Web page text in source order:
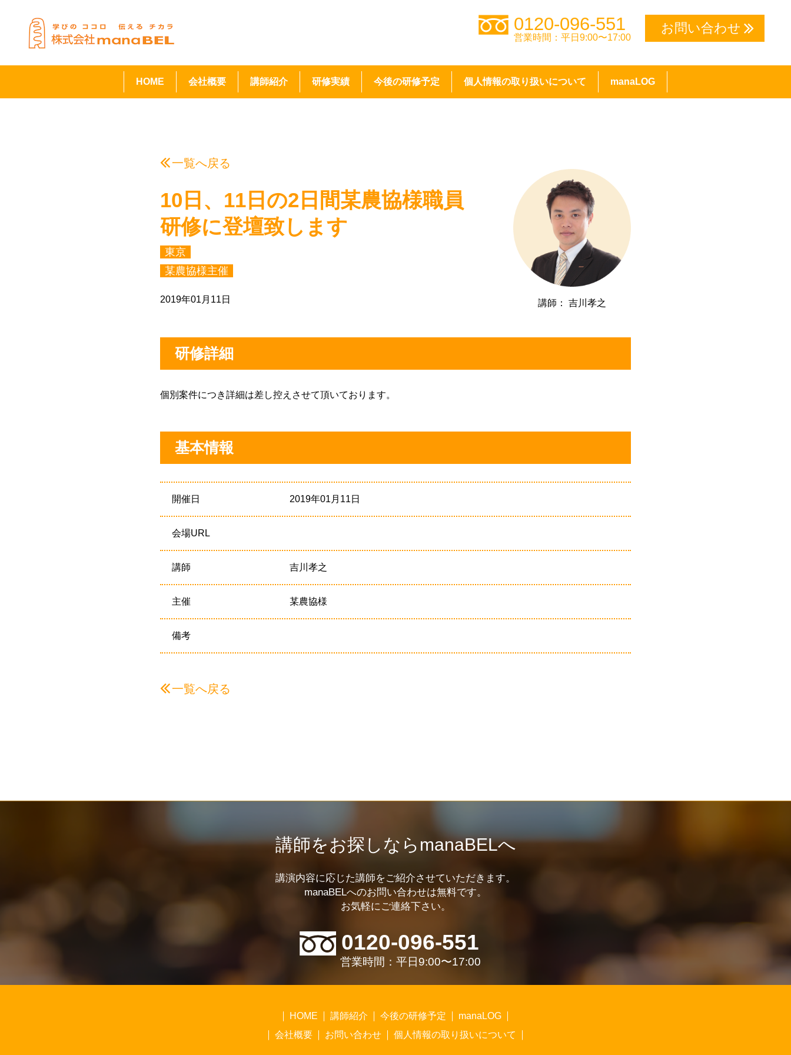
0120-096-551
営業時間：平日9:00〜17:00
お問い合わせ
HOME 会社概要 講師紹介 研修実績 今後の研修予定 個人情報の取り扱いについて manaLOG
一覧へ戻る
10日、11日の2日間某農協様職員
研修に登壇致します
東京
某農協様主催
2019年01月11日 講師： 吉川孝之
研修詳細
個別案件につき詳細は差し控えさせて頂いております。
基本情報
開催日 2019年01月11日
会場URL
講師 吉川孝之
主催 某農協様
備考
一覧へ戻る
講師をお探しならmanaBELへ
講演内容に応じた講師をご紹介させていただきます。
manaBELへのお問い合わせは無料です。
お気軽にご連絡下さい。
0120-096-551
営業時間：平日9:00〜17:00
HOME 講師紹介 今後の研修予定
manaLOG
会社概要
お問い合わせ 個人情報の取り扱いについて